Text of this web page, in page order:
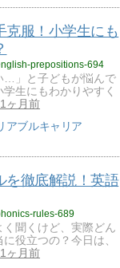
克服！小学生にも
prepositions-694
…」と子どもが悩んで
生にもわかりやすく
ヶ月前
アブルキャリア
を徹底解説！英語
rules-689
く聞くけど、実際どん
役立つの？今日は、
ヶ月前